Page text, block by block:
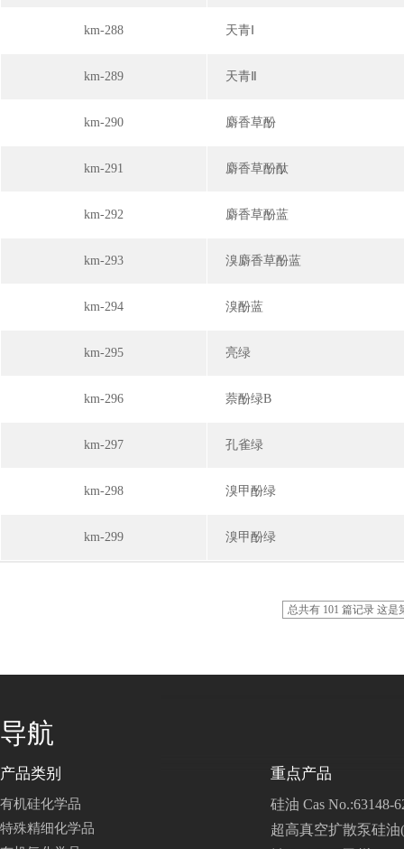
km-288 天青Ⅰ
km-289 天青Ⅱ
km-290 麝香草酚
km-291 麝香草酚酞
km-292 麝香草酚蓝
km-293 溴麝香草酚蓝
km-294 溴酚蓝
km-295 亮绿
km-296 萘酚绿B
km-297 孔雀绿
km-298 溴甲酚绿
km-299 溴甲酚绿
总共有 101 篇记录 这是
导航
产品类别
有机硅化学品
特殊精细化学品
重点产品
硅油 Cas No.:63148-
超高真空扩散泵硅油